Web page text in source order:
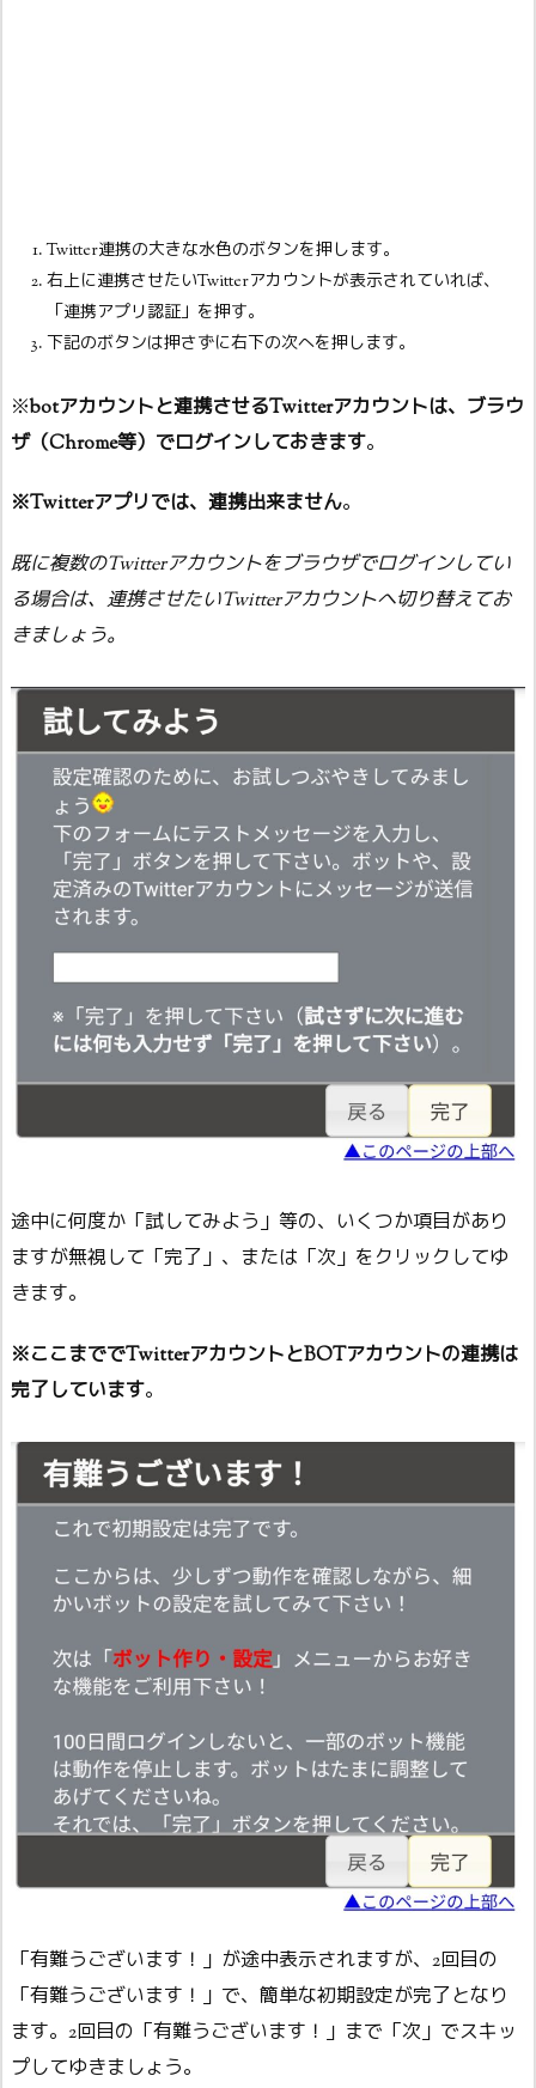
Twitter連携の大きな水色のボタンを押します。
右上に連携させたいTwitterアカウントが表示されていれば、
「連携アプリ認証」を押す。
下記のボタンは押さずに右下の次へを押します。
※botアカウントと連携させるTwitterアカウントは、ブラウ
ザ（Chrome等）でログインしておきます。
※Twitterアプリでは、連携出来ません。
既に複数のTwitterアカウントをブラウザでログインしてい
る場合は、連携させたいTwitterアカウントへ切り替えてお
きましょう。
途中に何度か「試してみよう」等の、いくつか項目があり
ますが無視して「完了」、または「次」をクリックしてゆ
きます。
※ここまででTwitterアカウントとBOTアカウントの連携は
完了しています。
「有難うございます！」が途中表示されますが、2回目の
「有難うございます！」で、簡単な初期設定が完了となり
ます。2回目の「有難うございます！」まで「次」でスキッ
プしてゆきましょう。